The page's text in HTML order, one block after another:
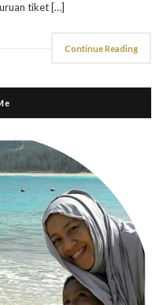
tiket […]
Continue Reading